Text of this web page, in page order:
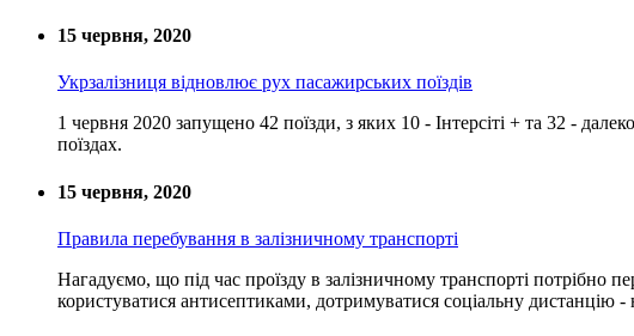
15 червня, 2020
Укрзалізниця відновлює рух пасажирських поїздів
1 червня 2020 запущено 42 поїзди, з яких 10 - Інтерсіті + та 32 -
поїздах.
15 червня, 2020
Правила перебування в залізничному транспорті
Нагадуємо, що під час проїзду в залізничному транспорті потрібно
користуватися антисептиками, дотримуватися соціальну дистанцію